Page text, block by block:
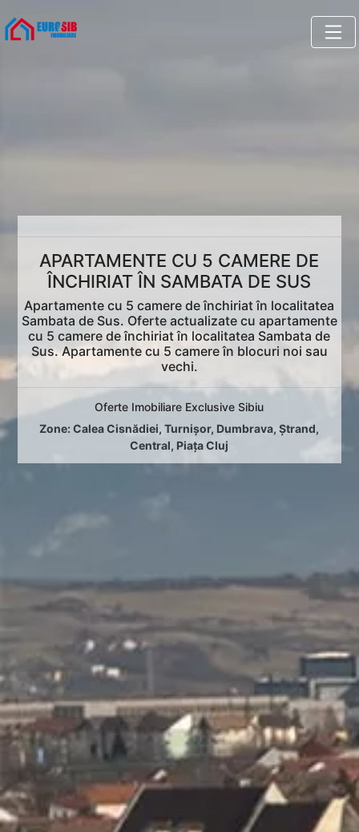
APARTAMENTE CU 5 CAMERE DE
ÎNCHIRIAT ÎN SAMBATA DE SUS
Apartamente cu 5 camere de închiriat în localitatea
Sambata de Sus. Oferte actualizate cu apartamente
cu 5 camere de închiriat în localitatea Sambata de
Sus. Apartamente cu 5 camere în blocuri noi sau
vechi.
Oferte Imobiliare Exclusive Sibiu
Zone:Calea Cisnădiei,Turnișor, Dumbrava,Ștrand,
Central, Piața Cluj